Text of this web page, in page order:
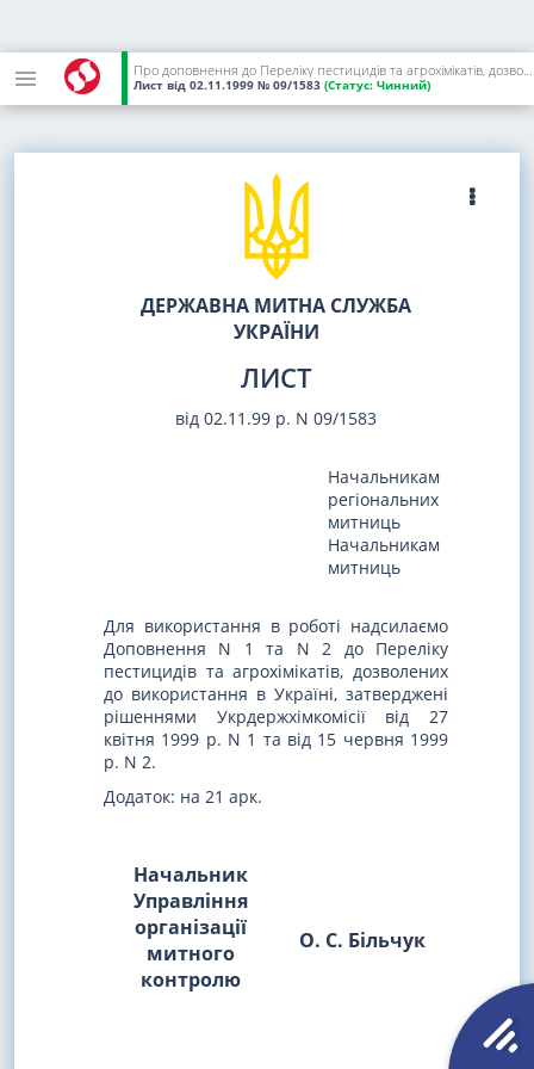
Про доповнення до Переліку пестицидів та агрохімікатів, дозволених до використання в Україні
Лист від 02.11.1999 № 09/1583 (Статус: Чинний)
ДЕРЖАВНА МИТНА СЛУЖБА
УКРАЇНИ
ЛИСТ
від 02.11.99 р. N 09/1583
Начальникам
регіональних
митниць
Начальникам
митниць
Для використання в роботі надсилаємо
Доповнення N 1 та N 2 до Переліку
пестицидів та агрохімікатів, дозволених
до використання в Україні, затверджені
рішеннями Укрдержхімкомісії від 27
квітня 1999 р. N 1 та від 15 червня 1999
р. N 2.
Додаток: на 21 арк.
Начальник
Управління
організації
митного
контролю
О. С. Більчук